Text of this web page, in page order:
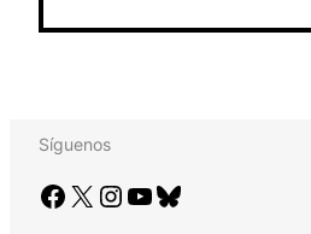
Síguenos
Facebook X Instagram YouTube Bluesky